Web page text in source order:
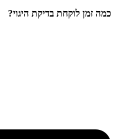
כמה זמן לוקחת בדיקת היגוי?